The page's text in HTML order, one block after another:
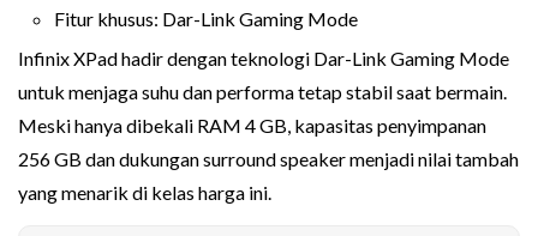
Fitur khusus: Dar-Link Gaming Mode
Infinix XPad hadir dengan teknologi Dar-Link Gaming Mode
untuk menjaga suhu dan performa tetap stabil saat bermain.
Meski hanya dibekali RAM 4 GB, kapasitas penyimpanan
256 GB dan dukungan surround speaker menjadi nilai tambah
yang menarik di kelas harga ini.